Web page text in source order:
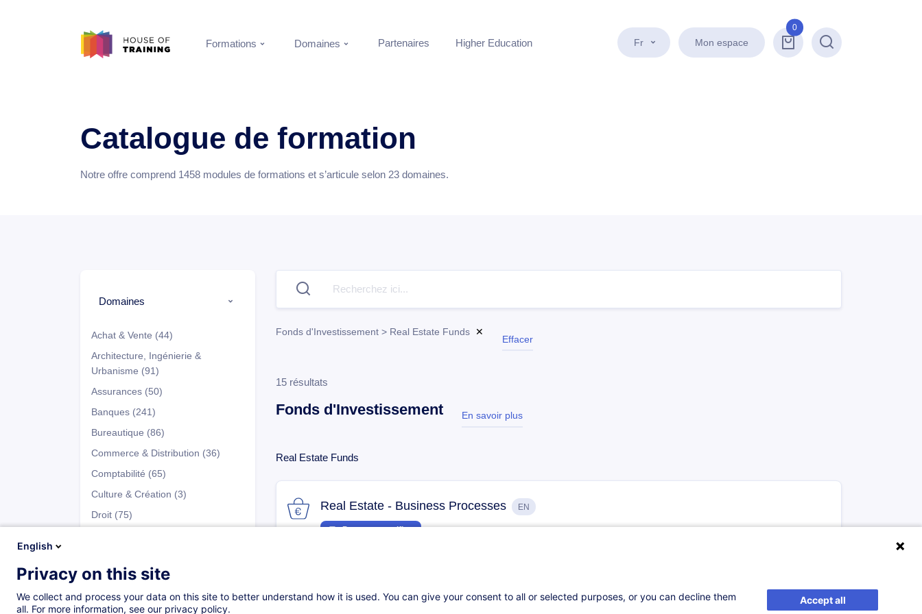
Fr Mon espace
0
Recherche
Formations Domaines Partenaires Higher Education
Catalogue de formation
Notre offre comprend 1458 modules de formations et s’articule selon 23 domaines.
Domaines
Achat & Vente (44)
Architecture, Ingénierie &
Urbanisme (91)
Assurances (50)
Banques (241)
Bureautique (86)
Commerce & Distribution (36)
Comptabilité (65)
Culture & Création (3)
Droit (75)
d’Entreprise (66)
Programmes
Fonds d'Investissement > Real Estate Funds ✕
Effacer
15 résultats
Fonds d'Investissement En savoir plus
test
Real Estate Funds
Real Estate - Business Processes EN
Parcours certifiant
English
Privacy on this site
We collect and process your data on this site to better understand how it is used. You can give your consent to all or selected purposes, or you can decline them
all. For more information, see our privacy policy.
Accept all